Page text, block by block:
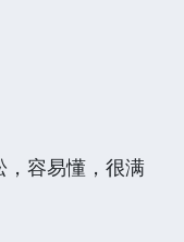
，容易懂，很满